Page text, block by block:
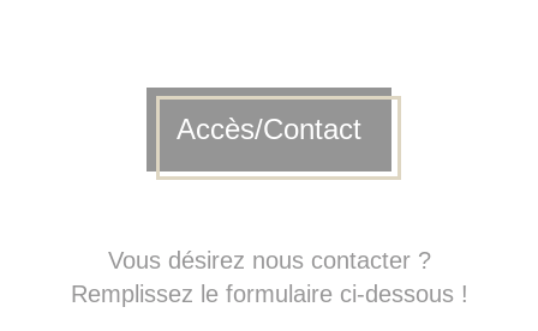
Accès/Contact
Vous désirez nous contacter ?
Remplissez le formulaire ci-dessous !